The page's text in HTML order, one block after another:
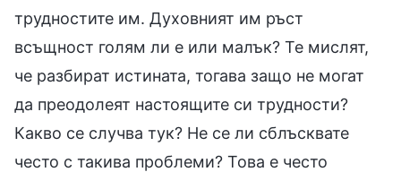
трудностите им. Духовният им ръст
всъщност голям ли е или малък? Те мислят,
че разбират истината, тогава защо не могат
да преодолеят настоящите си трудности?
Какво се случва тук? Не се ли сблъсквате
често с такива проблеми? Това е често